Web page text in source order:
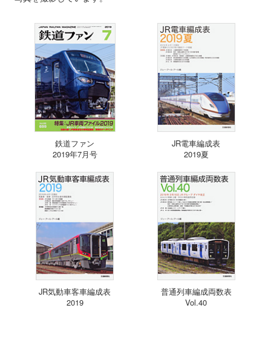
鉄道ファン
2019年7月号
JR電車編成表
2019夏
JR気動車客車編成表
2019
普通列車編成両数表
Vol.40